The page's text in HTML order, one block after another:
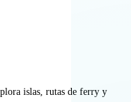
islas, rutas de ferry y